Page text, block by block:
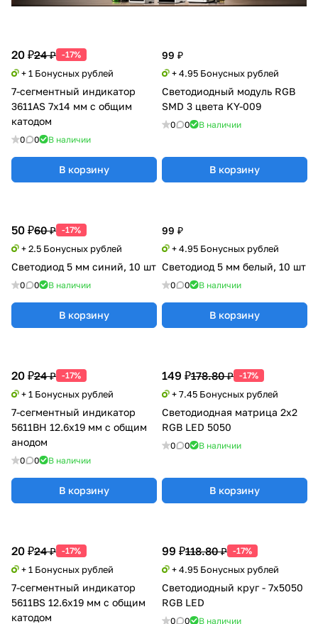
20 ₽24 ₽ -17%
+ 1 Бонусных рублей
7-сегментный индикатор
3611AS 7x14 мм с общим
катодом
0 0 В наличии
В корзину
99 ₽
+ 4.95 Бонусных рублей
Светодиодный модуль RGB
SMD 3 цвета KY-009
0 0 В наличии
В корзину
50 ₽60 ₽ -17%
+ 2.5 Бонусных рублей
Светодиод 5 мм синий, 10 шт
0 0 В наличии
В корзину
99 ₽
+ 4.95 Бонусных рублей
Светодиод 5 мм белый, 10 шт
0 0 В наличии
В корзину
20 ₽24 ₽ -17%
+ 1 Бонусных рублей
7-сегментный индикатор
5611ВH 12.6x19 мм с общим
анодом
0 0 В наличии
В корзину
149 ₽178.80 ₽ -17%
+ 7.45 Бонусных рублей
Светодиодная матрица 2х2
RGB LED 5050
0 0 В наличии
В корзину
20 ₽24 ₽ -17%
+ 1 Бонусных рублей
7-сегментный индикатор
5611BS 12.6x19 мм с общим
катодом
99 ₽118.80 ₽ -17%
+ 4.95 Бонусных рублей
Светодиодный круг - 7х5050
RGB LED
0 0 В наличии